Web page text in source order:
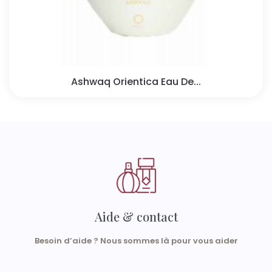
Ashwaq Orientica Eau De...
Aide & contact
Besoin d’aide ? Nous sommes là pour vous aider